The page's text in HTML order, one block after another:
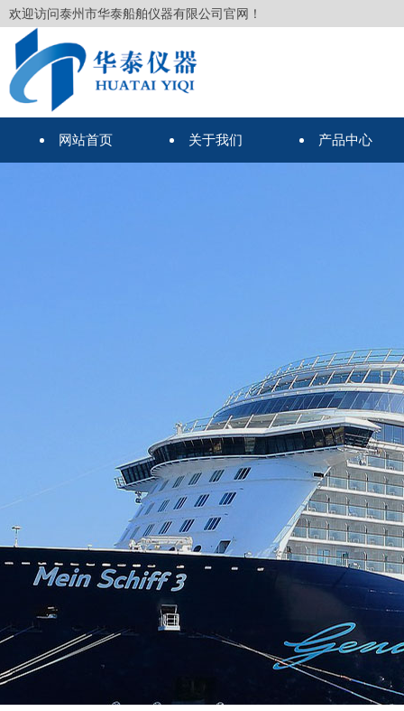
欢迎访问泰州市华泰船舶仪器有限公司官网！
网站首页 关于我们 产品中心